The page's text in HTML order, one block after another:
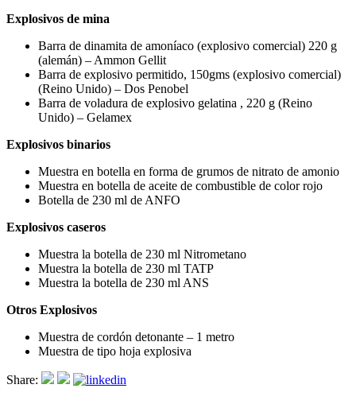
Explosivos de mina
Barra de dinamita de amoníaco (explosivo comercial) 220 g
(alemán) – Ammon Gellit
Barra de explosivo permitido, 150gms (explosivo comercial)
(Reino Unido) – Dos Penobel
Barra de voladura de explosivo gelatina , 220 g (Reino
Unido) – Gelamex
Explosivos binarios
Muestra en botella en forma de grumos de nitrato de amonio
Muestra en botella de aceite de combustible de color rojo
Botella de 230 ml de ANFO
Explosivos caseros
Muestra la botella de 230 ml Nitrometano
Muestra la botella de 230 ml TATP
Muestra la botella de 230 ml ANS
Otros Explosivos
Muestra de cordón detonante – 1 metro
Muestra de tipo hoja explosiva
Share: